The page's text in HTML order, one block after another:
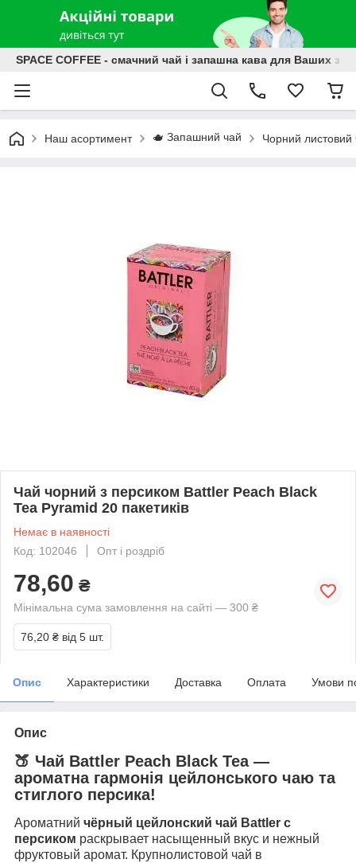
SPACE COFFEE - смачний чай і запашна кава для Ваших
Наш асортимент 🫖 Запашний чай Чорний листовий
Чай чорний з персиком Battler Peach Black
Tea Pyramid 20 пакетиків
Немає в наявності
Код: 102046
Опт і роздріб
78,60 ₴
Мінімальна сума замовлення на сайті — 300 ₴
76,20 ₴ від 5 шт.
Опис Характеристики Доставка Оплата Умови
Опис
🍑 Чай Battler Peach Black Tea —
ароматна гармонія цейлонського чаю та
стиглого персика!
Ароматний чёрный цейлонский чай Battler с
персиком раскрывает насыщенный вкус и нежный
фруктовый аромат. Крупнолистовой чай в